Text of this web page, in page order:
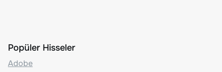
Popüler Hisseler
Adobe